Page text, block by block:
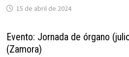
15 de abril de 2024
Evento: Jornada de órgano
(Zamora)